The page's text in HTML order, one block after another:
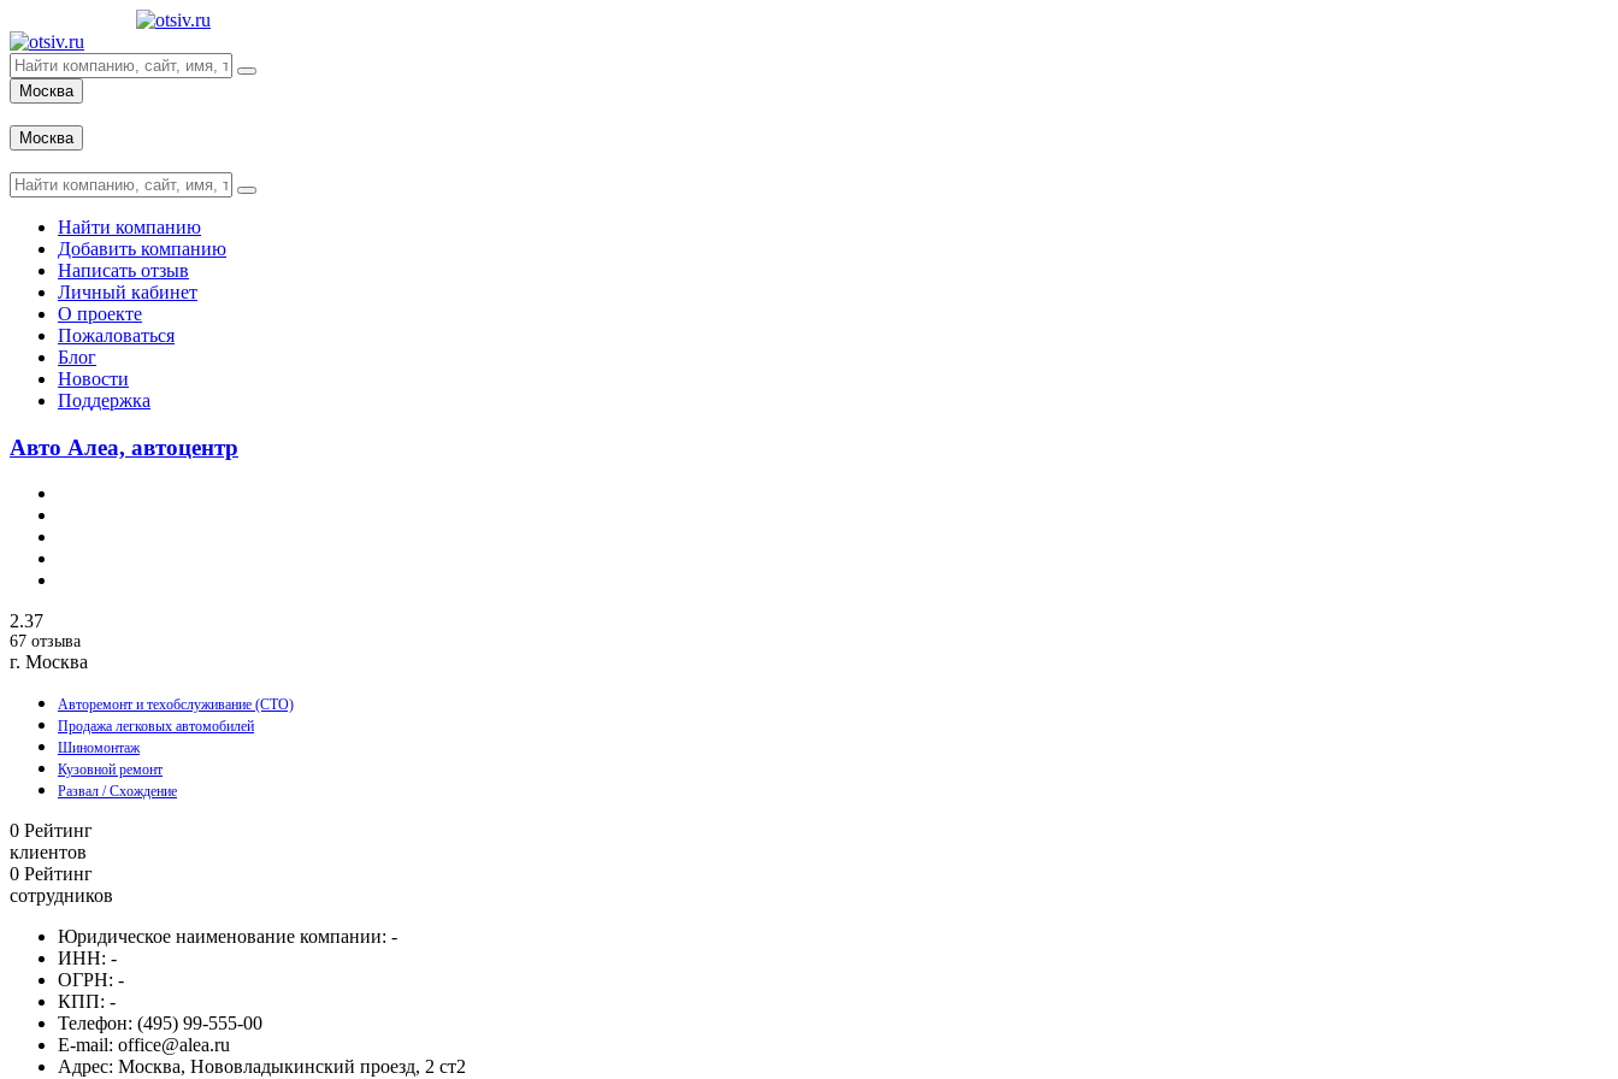
Москва
Москва
Найти компанию
Добавить компанию
Написать отзыв
Личный кабинет
О проекте
Пожаловаться
Блог
Новости
Поддержка
Авто Алеа, автоцентр
2.37
67 отзыва
г. Москва
Авторемонт и техобслуживание (СТО)
Продажа легковых автомобилей
Шиномонтаж
Кузовной ремонт
Развал / Схождение
0 Рейтинг
клиентов
0 Рейтинг
сотрудников
Юридическое наименование компании: -
ИНН: -
ОГРН: -
КПП: -
Телефон: (495) 99-555-00
E-mail: office@alea.ru
Адрес: Москва, Нововладыкинский проезд, 2 ст2